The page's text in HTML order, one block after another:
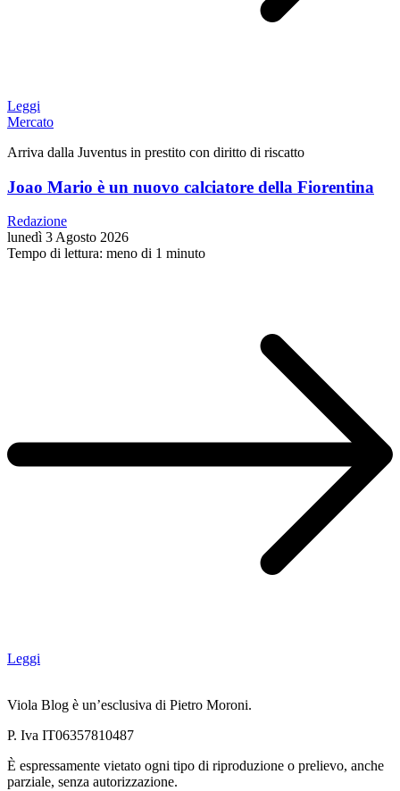
Leggi
Mercato
Arriva dalla Juventus in prestito con diritto di riscatto
Joao Mario è un nuovo calciatore della Fiorentina
Redazione
lunedì 3 Agosto 2026
Tempo di lettura: meno di 1 minuto
Leggi
Viola Blog è un’esclusiva di Pietro Moroni.
P. Iva IT06357810487
È espressamente vietato ogni tipo di riproduzione o prelievo, anche
parziale, senza autorizzazione.